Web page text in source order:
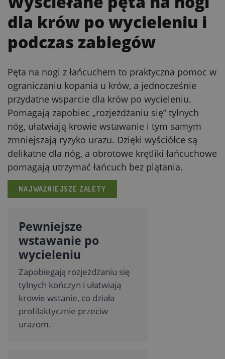
dla krów po wycieleniu i
podczas zabiegów
Pęta na nogi z łańcuchem to praktyczna pomoc w
ograniczaniu kopania u krów, a jednocześnie
przydatne wsparcie dla krów po wycieleniu.
Pomagają zapobiec „rozjeżdżaniu się” tylnych
nóg, ułatwiają krowie wstawanie i tym samym
zmniejszają ryzyko urazu. Dzięki wyściółce są
delikatne dla nóg, a obrotowe krętliki łańcuchowe
pomagają utrzymać łańcuch bez plątania.
NAJWAŻNIEJSZE ZALETY
Pewniejsze
wstawanie po
wycieleniu
Zapobiegają rozjeżdżaniu się
tylnych kończyn i ułatwiają
krowie wstanie, co działa
profilaktycznie przeciw
urazom.